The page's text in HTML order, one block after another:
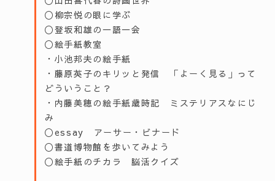
〇柳宗悦の眼に学ぶ
〇登坂和雄の一語一会
〇絵手紙教室
・小池邦夫の絵手紙
・藤原英子のキリッと発信 「よーく見る」って
どういうこと？
・内藤美穂の絵手紙歳時記 ミステリアスなにじ
み
〇essay アーサー・ビナード
〇書道博物館を歩いてみよう
〇絵手紙のチカラ 脳活クイズ